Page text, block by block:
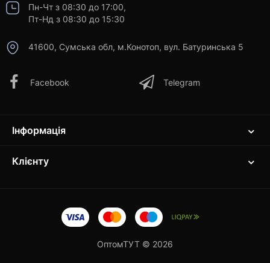
Пн-Чт з 08:30 до 17:00,
Пт-Нд з 08:30 до 15:30
41600, Сумська обл, м.Конотоп, вул. Батуринська 5
Facebook Telegram
Інформація
Клієнту
ОптомТУТ © 2026